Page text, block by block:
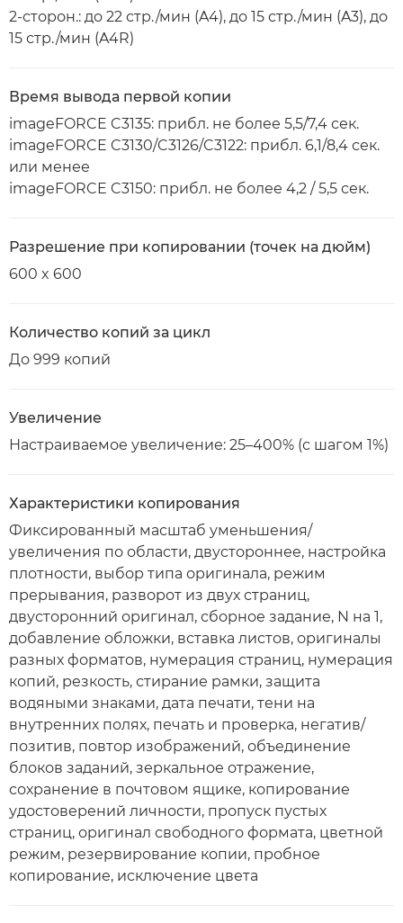
2-сторон.: до 22 стр./мин (A4), до 15 стр./мин (A3), до
15 стр./мин (A4R)
Время вывода первой копии
imageFORCE C3135: прибл. не более 5,5/7,4 сек.
imageFORCE C3130/C3126/C3122: прибл. 6,1/8,4 сек.
или менее
imageFORCE C3150: прибл. не более 4,2 / 5,5 сек.
Разрешение при копировании (точек на дюйм)
600 x 600
Количество копий за цикл
До 999 копий
Увеличение
Настраиваемое увеличение: 25–400% (с шагом 1%)
Характеристики копирования
Фиксированный масштаб уменьшения/
увеличения по области, двустороннее, настройка
плотности, выбор типа оригинала, режим
прерывания, разворот из двух страниц,
двусторонний оригинал, сборное задание, N на 1,
добавление обложки, вставка листов, оригиналы
разных форматов, нумерация страниц, нумерация
копий, резкость, стирание рамки, защита
водяными знаками, дата печати, тени на
внутренних полях, печать и проверка, негатив/
позитив, повтор изображений, объединение
блоков заданий, зеркальное отражение,
сохранение в почтовом ящике, копирование
удостоверений личности, пропуск пустых
страниц, оригинал свободного формата, цветной
режим, резервирование копии, пробное
копирование, исключение цвета